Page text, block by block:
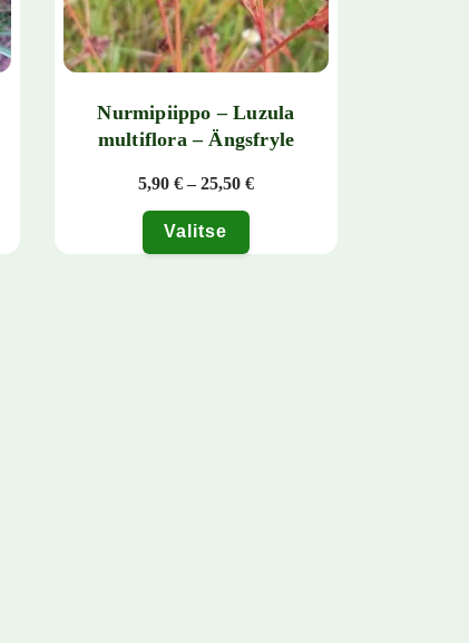
Nurmipiippo – Luzula
multiflora – Ängsfryle
5,90 € – 25,50 €Hintaluokka: 5,90 € - 25,50 €
Valitse